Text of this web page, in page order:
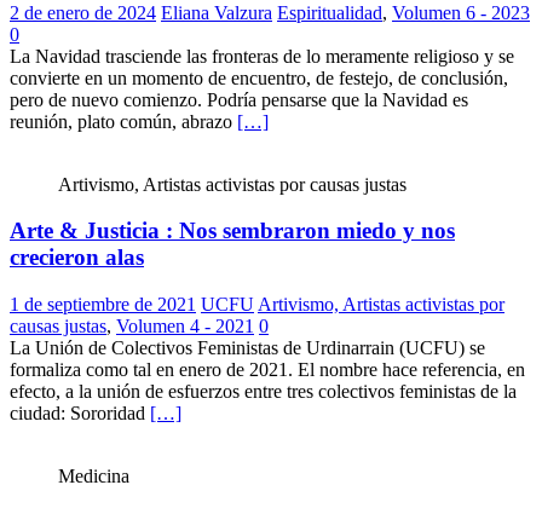
2 de enero de 2024 Eliana Valzura Espiritualidad, Volumen 6 - 2023
0
La Navidad trasciende las fronteras de lo meramente religioso y se
convierte en un momento de encuentro, de festejo, de conclusión,
pero de nuevo comienzo. Podría pensarse que la Navidad es
reunión, plato común, abrazo […]
Artivismo, Artistas activistas por causas justas
Arte & Justicia : Nos sembraron miedo y nos
crecieron alas
1 de septiembre de 2021 UCFU Artivismo, Artistas activistas por
causas justas, Volumen 4 - 2021 0
La Unión de Colectivos Feministas de Urdinarrain (UCFU) se
formaliza como tal en enero de 2021. El nombre hace referencia, en
efecto, a la unión de esfuerzos entre tres colectivos feministas de la
ciudad: Sororidad […]
Medicina